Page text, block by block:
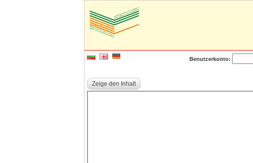
Benutzerkonto:
Zeige den Inhalt